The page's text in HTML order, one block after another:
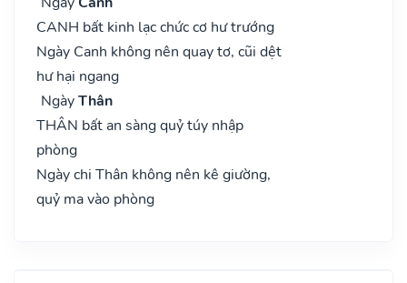
CANH bất kinh lạc chức cơ hư trướng
Ngày Canh không nên quay tơ, cũi dệt
hư hại ngang
NgàyThân
THÂN bất an sàng quỷ túy nhập
phòng
Ngày chi Thân không nên kê giường,
quỷ ma vào phòng